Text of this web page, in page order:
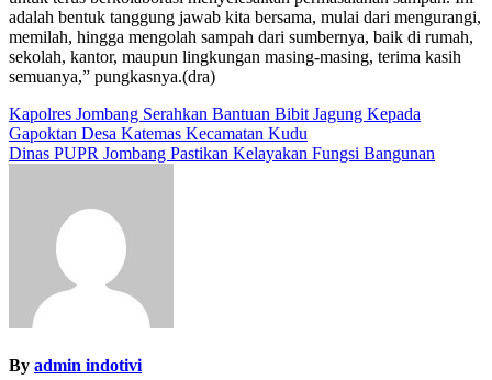
adalah bentuk tanggung jawab kita bersama, mulai dari mengurangi,
memilah, hingga mengolah sampah dari sumbernya, baik di rumah,
sekolah, kantor, maupun lingkungan masing-masing, terima kasih
semuanya,” pungkasnya.(dra)
Navigasi
pos
Kapolres Jombang Serahkan Bantuan Bibit Jagung Kepada
Gapoktan Desa Katemas Kecamatan Kudu
Dinas PUPR Jombang Pastikan Kelayakan Fungsi Bangunan
By admin indotivi